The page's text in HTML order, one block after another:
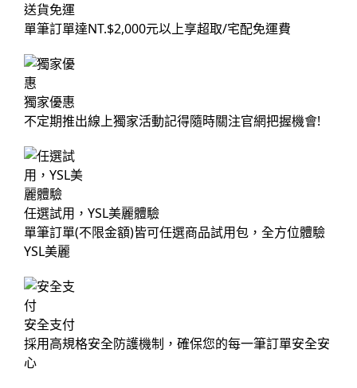
送貨免運
單筆訂單達NT.$2,000元以上享超取/宅配免運費
獨家優惠
不定期推出線上獨家活動記得隨時關注官網把握機會!
任選試用，YSL美麗體驗
單筆訂單(不限金額)皆可任選商品試用包，全方位體驗
YSL美麗
安全支付
採用高規格安全防護機制，確保您的每一筆訂單安全安
心